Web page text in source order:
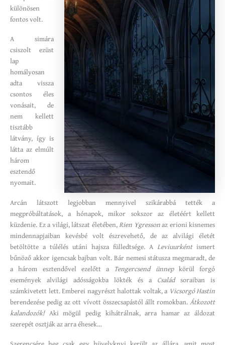
különösen
fontos volt.
A simára
csiszolt ezüst
lap
homályosan
adta vissza
csontos éles
vonásait, de
nem kellett
tisztább
látvány, így is
látta az elmúlt
három
esztendő
nyomait.
Arcán látszott legjobban mennyivel szikárabbá tették a
megpróbáltatások, a hónapok, mikor sokszor az életéért kellett
küzdenie. Ez a világi, látszat életében,Rien Ygressonaz erioni kisnemes
mindennapjaiban kevésbé volt észrevehető, de az alvilági életét
betöltötte a túlélés utáni hajsza fülledtsége. A Leviuurkéntismert
bűnöző akkor igencsak bajban volt. Bár nemesi státusza megmaradt, de
a három esztendővel ezelőtt a Tengercsend ünnepkörül forgó
események alvilági adósságokba lökték és a Családsoraiban is
számkivetett lett. Emberei nagyrészt halottak voltak, a Vicsorgó Hastin
berendezése pedig az ott vívott összecsapástól állt romokban. Átkozott
kalandozók!Aki mögül pedig kihátrálnak, arra hamar az áldozat
szerepét osztják az arra éhesek…